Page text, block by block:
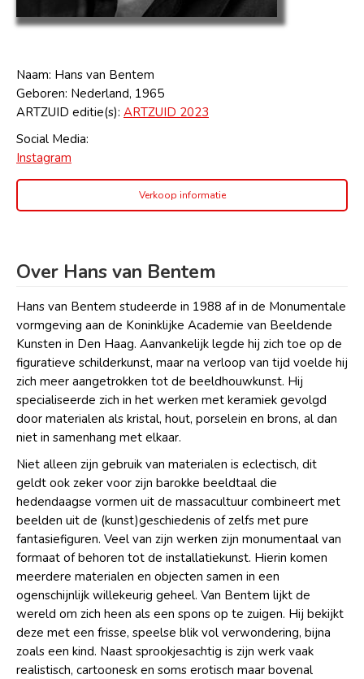
Naam: Hans van Bentem
Geboren: Nederland, 1965
ARTZUID editie(s): ARTZUID 2023
Social Media:
Instagram
Verkoop informatie
Over Hans van Bentem
Hans van Bentem studeerde in 1988 af in de Monumentale
vormgeving aan de Koninklijke Academie van Beeldende
Kunsten in Den Haag. Aanvankelijk legde hij zich toe op de
figuratieve schilderkunst, maar na verloop van tijd voelde hij
zich meer aangetrokken tot de beeldhouwkunst. Hij
specialiseerde zich in het werken met keramiek gevolgd
door materialen als kristal, hout, porselein en brons, al dan
niet in samenhang met elkaar.
Niet alleen zijn gebruik van materialen is eclectisch, dit
geldt ook zeker voor zijn barokke beeldtaal die
hedendaagse vormen uit de massacultuur combineert met
beelden uit de (kunst)geschiedenis of zelfs met pure
fantasiefiguren. Veel van zijn werken zijn monumentaal van
formaat of behoren tot de installatiekunst. Hierin komen
meerdere materialen en objecten samen in een
ogenschijnlijk willekeurig geheel. Van Bentem lijkt de
wereld om zich heen als een spons op te zuigen. Hij bekijkt
deze met een frisse, speelse blik vol verwondering, bijna
zoals een kind. Naast sprookjesachtig is zijn werk vaak
realistisch, cartoonesk en soms erotisch maar bovenal